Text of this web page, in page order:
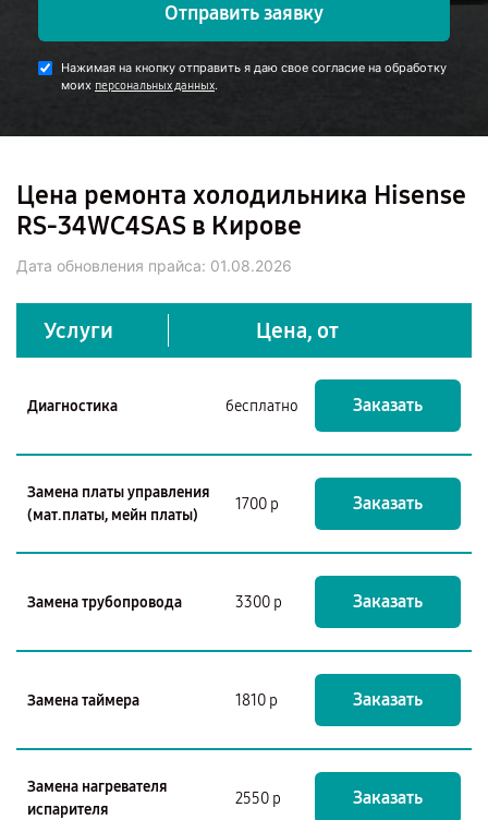
Отправить заявку
Нажимая на кнопку отправить я даю свое согласие на обработку
моих персональных данных.
Цена ремонта холодильника Hisense
RS-34WC4SAS в Кирове
Дата обновления прайса: 01.08.2026
Услуги Цена, от
Диагностика бесплатно Заказать
Замена платы управления
(мат.платы, мейн платы)
1700 р Заказать
Замена трубопровода 3300 р Заказать
Замена таймера 1810 р Заказать
Замена нагревателя
испарителя
2550 р Заказать